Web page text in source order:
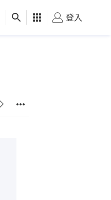
健康 好食玩飛
登入